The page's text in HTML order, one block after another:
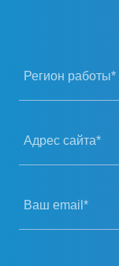
Регион работы*
Адрес сайта*
Ваш email*